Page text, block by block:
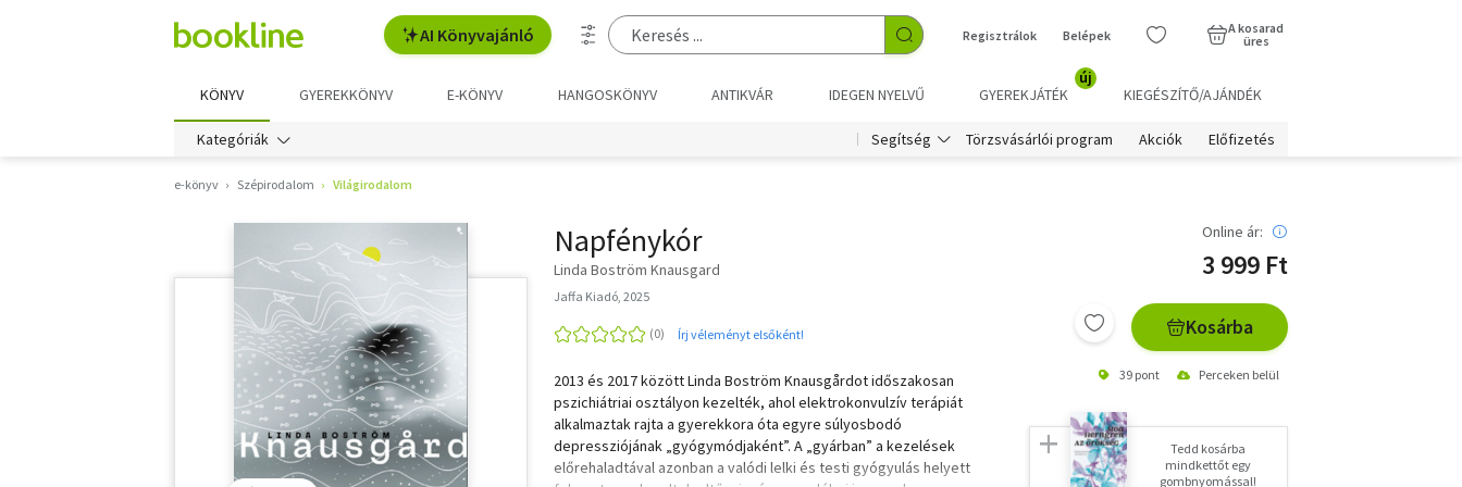
AI Könyvajánló Regisztrálok Belépek
A kosarad
üres
KÖNYV GYEREKKÖNYV E-KÖNYV HANGOSKÖNYV ANTIKVÁR IDEGEN NYELVŰ GYEREKJÁTÉK
új
KIEGÉSZÍTŐ/AJÁNDÉK
Kategóriák Segítség Törzsvásárlói program Akciók Előfizetés
e-könyv Szépirodalom Világirodalom
Napfénykór
Linda Boström Knausgard
Jaffa Kiadó, 2025
Írj véleményt elsőként!
2013 és 2017 között Linda Boström Knausgårdot időszakosan
pszichiátriai osztályon kezelték, ahol elektrokonvulzív terápiát
alkalmaztak rajta a gyerekkora óta egyre súlyosbodó
depressziójának „gyógymódjaként”. A „gyárban” a kezelések
előrehaladtával azonban a valódi lelki és testi gyógyulás helyett
Online ár:
3 999 Ft
Kosárba
39 pont Perceken belül
Tedd kosárba
mindkettőt egy
gombnyomással!